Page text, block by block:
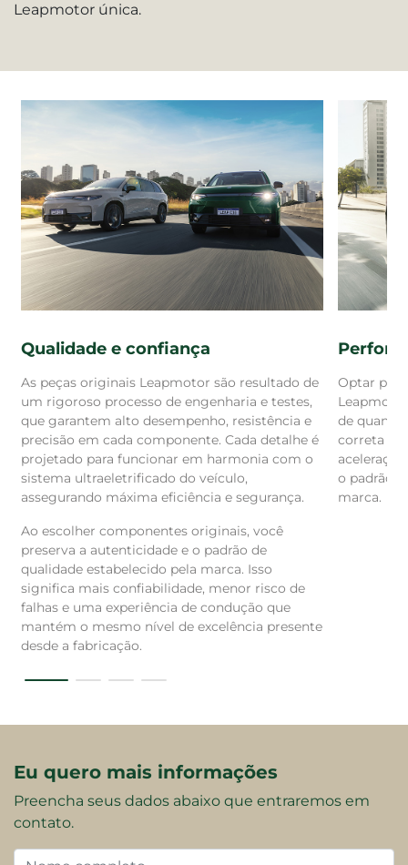
Leapmotor única.
Qualidade e confiança
As peças originais Leapmotor são resultado de
um rigoroso processo de engenharia e testes,
que garantem alto desempenho, resistência e
precisão em cada componente. Cada detalhe é
projetado para funcionar em harmonia com o
sistema ultraeletrificado do veículo,
assegurando máxima eficiência e segurança.
Ao escolher componentes originais, você
preserva a autenticidade e o padrão de
qualidade estabelecido pela marca. Isso
significa mais confiabilidade, menor risco de
falhas e uma experiência de condução que
mantém o mesmo nível de excelência presente
desde a fabricação.
Optar por
de
correta
o padrão
marca.
Eu quero mais informações
Preencha seus dados abaixo que entraremos em
contato.